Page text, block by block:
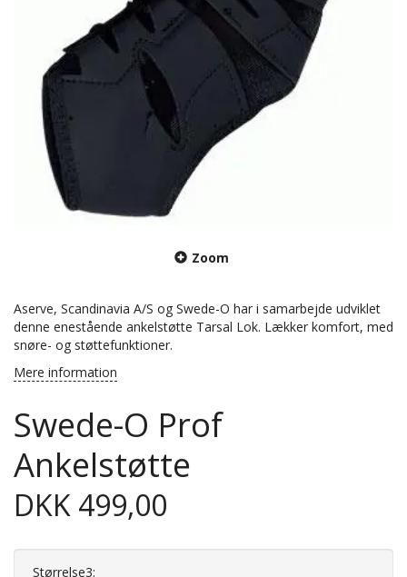
Zoom
Aserve, Scandinavia A/S og Swede-O har i samarbejde udviklet
denne enestående ankelstøtte Tarsal Lok. Lækker komfort, med
snøre- og støttefunktioner.
Mere information
Swede-O Prof
Ankelstøtte
DKK 499,00
Størrelse3: